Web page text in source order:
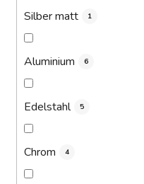
Silber matt 1
Aluminium 6
Edelstahl 5
Chrom 4